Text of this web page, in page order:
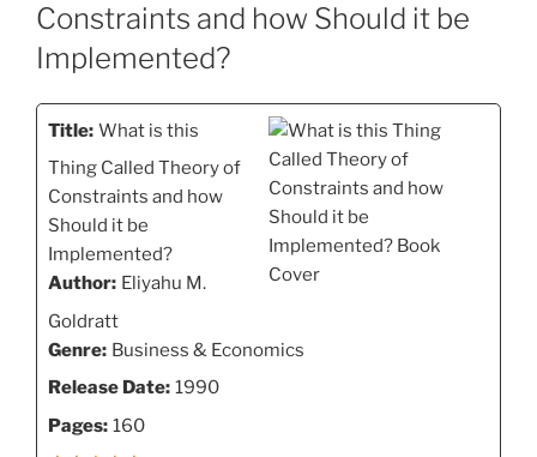
Constraints and how Should it be
Implemented?
Title: What is this
Thing Called Theory of
Constraints and how
Should it be
Implemented?
Author: Eliyahu M.
Goldratt
Genre: Business & Economics
Release Date: 1990
Pages: 160